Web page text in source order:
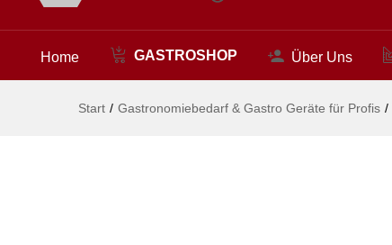
Home GASTROSHOP Über Uns
Start / Gastronomiebedarf & Gastro Geräte für Profis /